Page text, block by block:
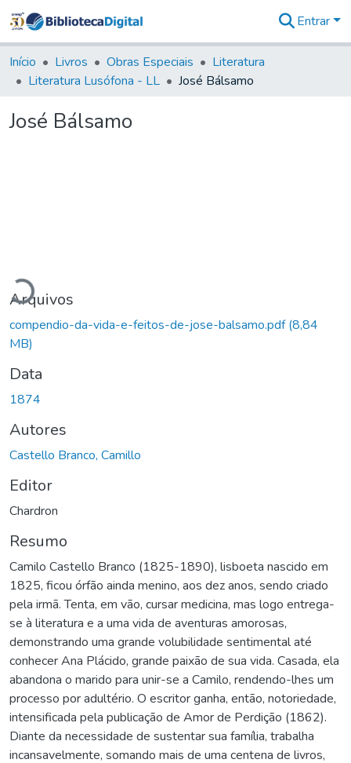
&
Coleções
Tudo na
Entrar
Início Livros Obras Especiais
Literatura
Literatura Lusófona - LL
José Bálsamo
José Bálsamo
Carregando...
Arquivos
compendio-da-vida-e-feitos-de-jose-balsamo.pdf(8,84
MB)
Data
1874
Autores
Castello Branco, Camillo
Editor
Chardron
Resumo
Camilo Castello Branco (1825-1890), lisboeta nascido em
1825, ficou órfão ainda menino, aos dez anos, sendo criado
pela irmã. Tenta, em vão, cursar medicina, mas logo entrega-
se à literatura e a uma vida de aventuras amorosas,
demonstrando uma grande volubilidade sentimental até
conhecer Ana Plácido, grande paixão de sua vida. Casada, ela
abandona o marido para unir-se a Camilo, rendendo-lhes um
processo por adultério. O escritor ganha, então, notoriedade,
intensificada pela publicação de Amor de Perdição (1862).
Diante da necessidade de sustentar sua família, trabalha
incansavelmente, somando mais de uma centena de livros,